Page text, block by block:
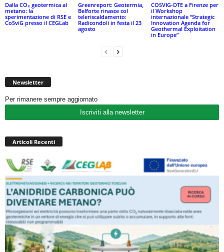
Dalla CO₂ geotermica al
metano: la
sperimentazione di RSE e
CoSviG presso il CEGLab
Greenreport: Geotermia,
Belforte rinasce col
teleriscaldamento:
Radicondoli in festa il 23
agosto
COSVIG-DTE a Firenze per
il Workshop
internazionale “Strategic
Innovation Agenda for
Geothermal Exploitation
in Europe”
Newsletter
Per rimanere sempre aggiornato
Iscriviti alla newsletter
Articoli Recenti